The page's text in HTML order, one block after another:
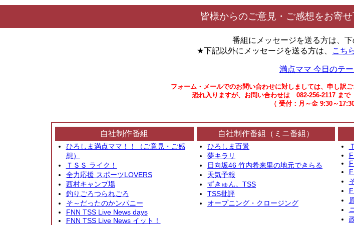
皆様からのご意見・ご感想をお寄
番組にメッセージを送る方は、下
★下記以外にメッセージを送る方は、
こち
満点ママ 今日のテ
フォーム・メールでのお問い合わせに対しましては、申し訳
恐れ入りますが、お問い合わせは 082-256-2117 まで
（ 受付：月～金 9:30～
自社制作番組
ひろしま満点ママ！！（ご意見・ご感
想）
ＴＳＳ ライク！
全力応援 スポーツLOVERS
西村キャンプ場
釣りごろつられごろ
そ～だったのかンパニー
FNN TSS Live News days
FNN TSS Live News イット！
自社制作番組（ミニ番組）
ひろしま百景
夢キラリ
日向坂46 竹内希来里の地元できらる
天気予報
ずきゅん。TSS
TSS批評
オープニング・クロージング